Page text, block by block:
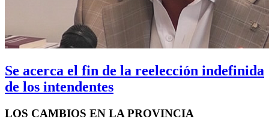
Se acerca el fin de la reelección indefinida
de los intendentes
LOS CAMBIOS EN LA PROVINCIA